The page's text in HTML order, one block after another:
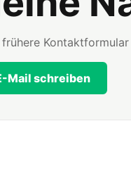
frühere
Mail schreiben